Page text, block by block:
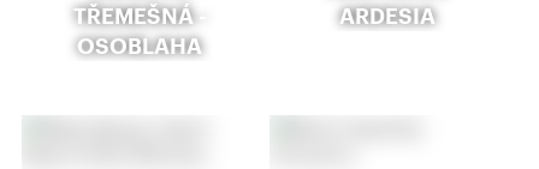
TŘEMEŠNÁ -
OSOBLAHA
ARDESIA